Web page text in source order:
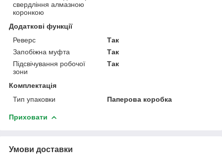
свердління алмазною
коронкою
Додаткові функції
Реверс
Так
Запобіжна муфта
Так
Підсвічування робочої
зони
Так
Комплектація
Тип упаковки
Паперова коробка
Приховати
Умови доставки